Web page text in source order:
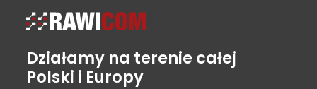
Działamy na terenie całej
Polski i Europy